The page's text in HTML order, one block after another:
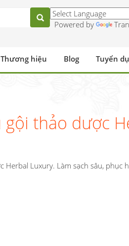
Powered by
Thương hiệu Blog Tuyển
thảo dược
Luxury. Làm sạch sâu, phục